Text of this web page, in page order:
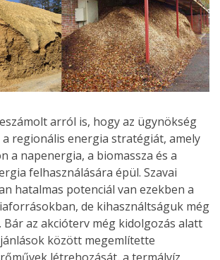
arról is, hogy az ügynökség
regionális energia stratégiát, amely
a napenergia, a biomassza és a
felhasználására épül. Szavai
hatalmas potenciál van ezekben a
de kihasználtságuk még
Bár az akcióterv még kidolgozás alatt
között megemlítette